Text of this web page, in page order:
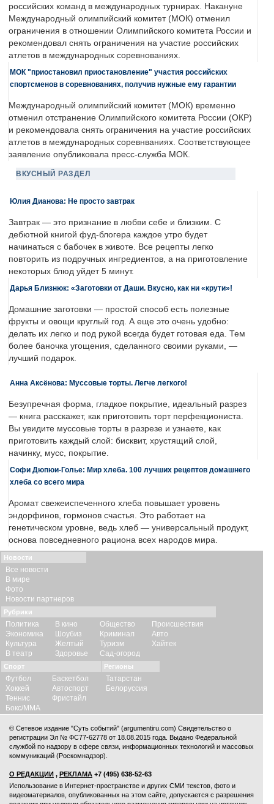
российских команд в международных турнирах. Накануне
Международный олимпийский комитет (МОК) отменил
ограничения в отношении Олимпийского комитета России и
рекомендовал снять ограничения на участие российских
атлетов в международных соревнованиях.
МОК "приостановил приостановление" участия российских
спортсменов в соревнованиях, получив нужные ему гарантии
Международный олимпийский комитет (МОК) временно
отменил отстранение Олимпийского комитета России (ОКР)
и рекомендовала снять ограничения на участие российских
атлетов в международных соревнваниях. Соответствующее
заявление опубликовала пресс-служба МОК.
ВКУСНЫЙ РАЗДЕЛ
Юлия Дианова: Не просто завтрак
Завтрак — это признание в любви себе и близким. С
дебютной книгой фуд-блогера каждое утро будет
начинаться с бабочек в животе. Все рецепты легко
повторить из подручных ингредиентов, а на приготовление
некоторых блюд уйдет 5 минут.
Дарья Близнюк: «Заготовки от Даши. Вкусно, как ни «крути»!
Домашние заготовки — простой способ есть полезные
фрукты и овощи круглый год. А еще это очень удобно:
делать их легко и под рукой всегда будет готовая еда. Тем
более баночка угощения, сделанного своими руками, —
лучший подарок.
Анна Аксёнова: Муссовые торты. Легче легкого!
Безупречная форма, гладкое покрытие, идеальный разрез
— книга расскажет, как приготовить торт перфекциониста.
Вы увидите муссовые торты в разрезе и узнаете, как
приготовить каждый слой: бисквит, хрустящий слой,
начинку, мусс, покрытие.
Софи Дюпюи-Голье: Мир хлеба. 100 лучших рецептов домашнего
хлеба со всего мира
Аромат свежеиспеченного хлеба повышает уровень
эндорфинов, гормонов счастья. Это работает на
генетическом уровне, ведь хлеб — универсальный продукт,
основа повседневного рациона всех народов мира.
Новости
Все новости
В мире
Фото
Новости партнеров
Рубрики
Политика
Экономика
Культура
В театр
В кино
Шоубиз
Желтый
Здоровье
Общество
Криминал
Туризм
Сад-огород
Происшествия
Авто
Хайтек
Спорт
Футбол
Хоккей
Теннис
Бокс/ММА
Баскетбол
Автоспорт
Фристайл
Регионы
Татарстан
Белоруссия
© Сетевое издание "Суть событий" (argumentiru.com) Свидетельство о
регистрации Эл № ФС77-62778 от 18.08.2015 года. Выдано Федеральной
службой по надзору в сфере связи, информационных технологий и массовых
коммуникаций (Роскомнадзор).
О РЕДАКЦИИ , РЕКЛАМА +7 (495) 638-52-63
Использование в Интернет-пространстве и других СМИ текстов, фото и
видеоматериалов, опубликованных на этом сайте, допускается с разрешения